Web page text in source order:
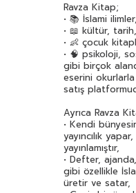
Ravza Kitap;
• 📚 İslami ilimler,
• 📖 kültür,
• 👶 çocuk
• 🧠 psikoloji,
gibi birçok
eserini
satış
Ayrıca Ravza
• Kendi
yayıncılık
yayınlamıştır,
• Defter,
gibi özellikle
üretir ve satar,